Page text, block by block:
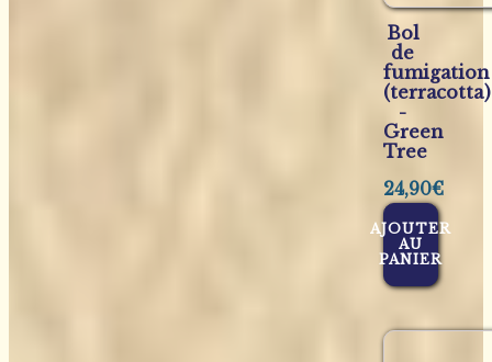
Bol
de
fumigation
(terracotta)
-
Green
Tree
24,90€
AJOUTER
AU
PANIER